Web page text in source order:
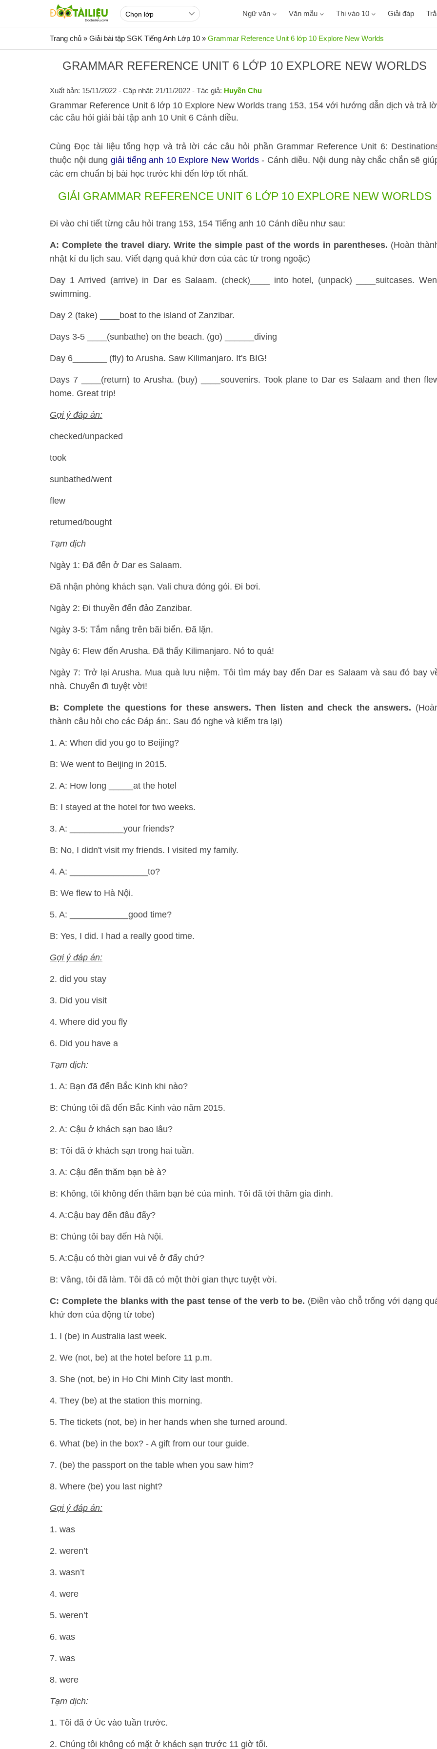
Ngữ văn Văn mẫu Thi vào 10 Giải đáp
Trang chủ » Giải bài tập SGK Tiếng Anh Lớp 10 » Grammar Reference Unit 6 lớp 10 Explore New Worlds
GRAMMAR REFERENCE UNIT 6 LỚP 10 EXPLORE NEW WORLDS
Xuất bản: 15/11/2022 - Cập nhật: 21/11/2022 - Tác giả: Huyền Chu
Grammar Reference Unit 6 lớp 10 Explore New Worlds trang 153, 154 với hướng dẫn dịch và trả
các câu hỏi giải bài tập anh 10 Unit 6 Cánh diều.
Cùng Đọc tài liệu tổng hợp và trả lời các câu hỏi phần Grammar Reference Unit 6:
thuộc nội dung giải tiếng anh 10 Explore New Worlds- Cánh diều. Nội dung này chắc chắn sẽ
các em chuẩn bị bài học trước khi đến lớp tốt nhất.
GIẢI GRAMMAR REFERENCE UNIT 6 LỚP 10 EXPLORE NEW WORLDS
Đi vào chi tiết từng câu hỏi trang 153, 154 Tiếng anh 10 Cánh diều như sau:
A: Complete the travel diary. Write the simple past of the words in parentheses. (Hoàn
nhật kí du lịch sau. Viết dạng quá khứ đơn của các từ trong ngoặc)
Day 1 Arrived (arrive) in Dar es Salaam. (check)____ into hotel, (unpack) ____suitcases.
swimming.
Day 2 (take) ____boat to the island of Zanzibar.
Days 3-5 ____(sunbathe) on the beach. (go) ______diving
Day 6_______ (fly) to Arusha. Saw Kilimanjaro. It's BIG!
Days 7 ____(return) to Arusha. (buy) ____souvenirs. Took plane to Dar es Salaam and then
home. Great trip!
Gợi ý đáp án:
checked/unpacked
took
sunbathed/went
flew
returned/bought
Tạm dịch
Ngày 1: Đã đến ở Dar es Salaam.
Đã nhận phòng khách sạn. Vali chưa đóng gói. Đi bơi.
Ngày 2: Đi thuyền đến đảo Zanzibar.
Ngày 3-5: Tắm nắng trên bãi biển. Đã lặn.
Ngày 6: Flew đến Arusha. Đã thấy Kilimanjaro. Nó to quá!
Ngày 7: Trở lại Arusha. Mua quà lưu niệm. Tôi tìm máy bay đến Dar es Salaam và sau đó bay
nhà. Chuyến đi tuyệt vời!
B: Complete the questions for these answers. Then listen and check the answers.
thành câu hỏi cho các Đáp án:. Sau đó nghe và kiếm tra lại)
1. A: When did you go to Beijing?
B: We went to Beijing in 2015.
2. A: How long _____at the hotel
B: I stayed at the hotel for two weeks.
3. A: ___________your friends?
B: No, I didn't visit my friends. I visited my family.
4. A: ________________to?
B: We flew to Hà Nội.
5. A: ____________good time?
B: Yes, I did. I had a really good time.
Gợi ý đáp án:
2. did you stay
3. Did you visit
4. Where did you fly
6. Did you have a
Tạm dịch:
1. A: Bạn đã đến Bắc Kinh khi nào?
B: Chúng tôi đã đến Bắc Kinh vào năm 2015.
2. A: Cậu ở khách sạn bao lâu?
B: Tôi đã ở khách sạn trong hai tuần.
3. A: Cậu đến thăm bạn bè à?
B: Không, tôi không đến thăm bạn bè của mình. Tôi đã tới thăm gia đình.
4. A:Cậu bay đến đâu đấy?
B: Chúng tôi bay đến Hà Nội.
5. A:Cậu có thời gian vui vẻ ở đấy chứ?
B: Vâng, tôi đã làm. Tôi đã có một thời gian thực tuyệt vời.
C: Complete the blanks with the past tense of the verb to be. (Điền vào chỗ trống với dạng
khứ đơn của động từ tobe)
1. I (be) in Australia last week.
2. We (not, be) at the hotel before 11 p.m.
3. She (not, be) in Ho Chi Minh City last month.
4. They (be) at the station this morning.
5. The tickets (not, be) in her hands when she turned around.
6. What (be) in the box? - A gift from our tour guide.
7. (be) the passport on the table when you saw him?
8. Where (be) you last night?
Gợi ý đáp án:
1. was
2. weren’t
3. wasn’t
4. were
5. weren’t
6. was
7. was
8. were
Tạm dịch:
1. Tôi đã ở Úc vào tuần trước.
2. Chúng tôi không có mặt ở khách sạn trước 11 giờ tối.